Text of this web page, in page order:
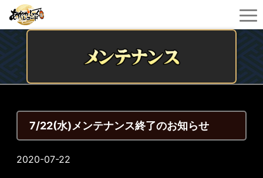
7/22(水)メンテナンス終了のお知らせ
2020-07-22